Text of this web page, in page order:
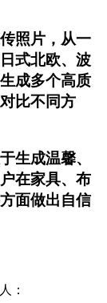
照片，从一
式北欧、波
成多个高质
比不同方
生成温馨、
在家具、布
面做出自信
：